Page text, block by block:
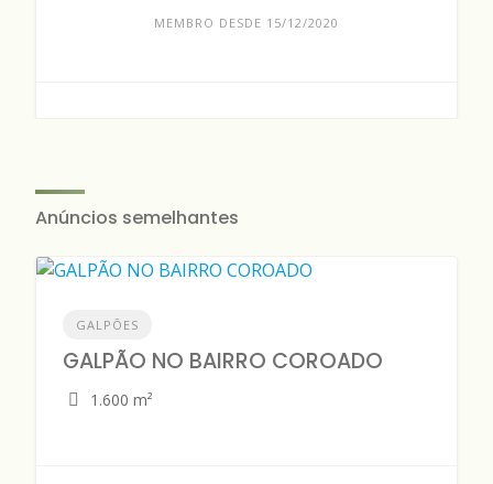
MEMBRO DESDE 15/12/2020
Anúncios semelhantes
GALPÕES
GALPÃO NO BAIRRO COROADO
1.600 m²